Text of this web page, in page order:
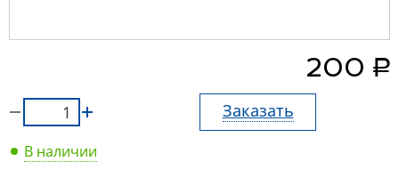
200 руб.
Заказать
В наличии